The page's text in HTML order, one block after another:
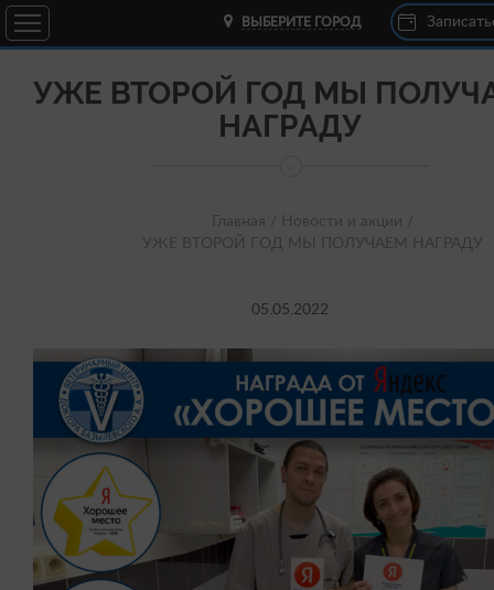
ВЫБЕРИТЕ ГОРОД
УЖЕ ВТОРОЙ ГОД МЫ
НАГРАДУ
Главная /
Новости и акции /
УЖЕ ВТОРОЙ ГОД МЫ ПОЛУЧАЕМ НАГРАДУ
05.05.2022